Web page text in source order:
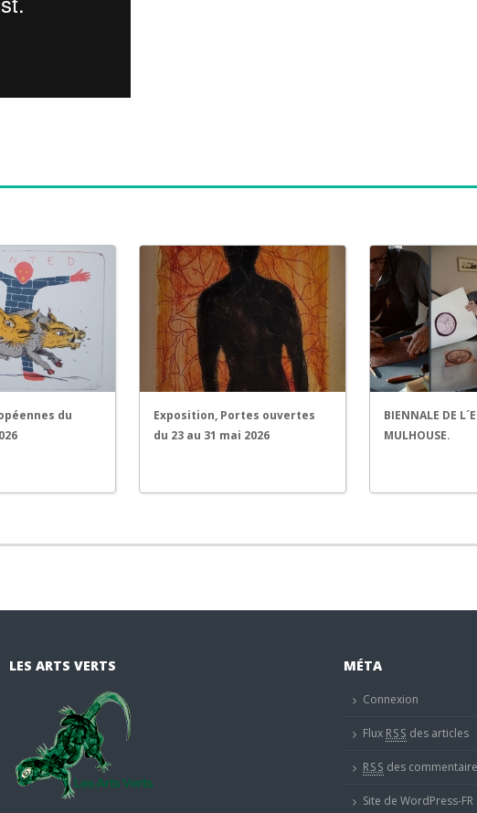
du
Exposition, Portes ouvertes
du 23 au 31 mai 2026
BIENNALE DE
MULHOUSE.
LES ARTS VERTS MÉTA
Connexion
Flux RSS des articles
RSS des
Site de WordPress-FR